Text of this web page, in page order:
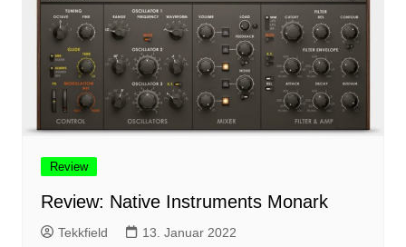
Review
Review: Native Instruments Monark
Tekkfield 13. Januar 2022